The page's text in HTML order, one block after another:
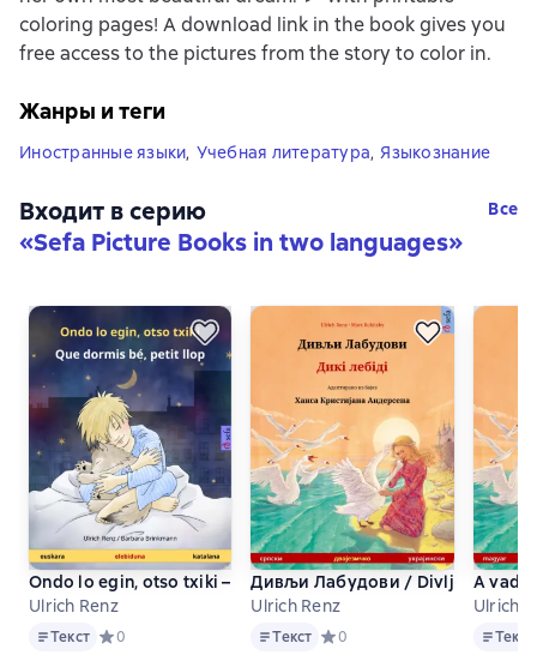
coloring pages! A download link in the book gives you
free access to the pictures from the story to color in.
Жанры и теги
Иностранные языки, Учебная литература, Языкознание
Входит в серию
«Sefa Picture Books in two languages»
Все
Ondo lo egin, otso txiki – Que dormis bé, petit llop (euskara –
Ulrich Renz
Текст
Текст Средний рейтинг 0 на основе 0 оценок
0
Дивљи Лабудови / Divlji Labudovi
Ulrich Renz
Текст
Текст Средний рейтинг 0 на основе
0
A vad
Ulrich
Текст
Текст